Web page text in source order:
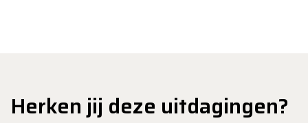
Herken jij deze uitdagingen?